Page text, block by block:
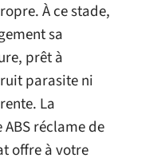
À ce stade,
sa
prêt à
parasite ni
La
réclame de
offre à votre